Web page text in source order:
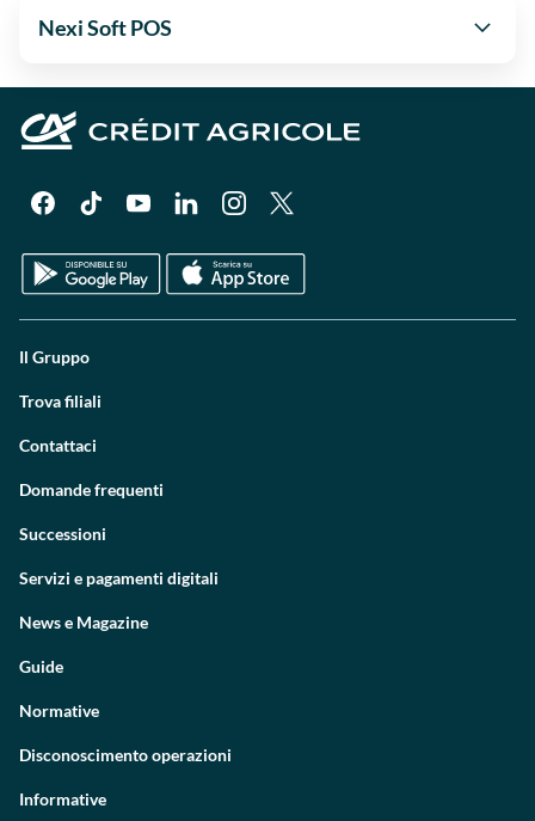
Nexi Soft POS
Il Gruppo
Trova filiali
Contattaci
Domande frequenti
Successioni
Servizi e pagamenti digitali
News e Magazine
Guide
Normative
Disconoscimento operazioni
Informative